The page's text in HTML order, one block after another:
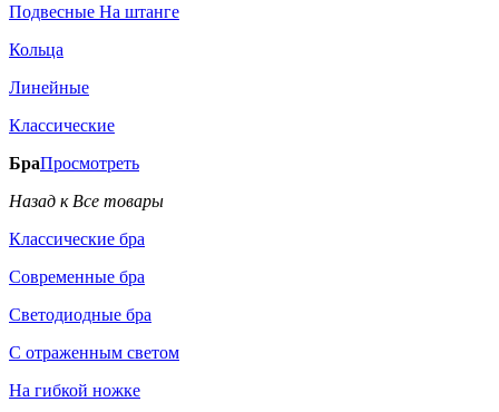
Подвесные На штанге
Кольца
Линейные
Классические
БраПросмотреть
Назад к Все товары
Классические бра
Современные бра
Светодиодные бра
С отраженным светом
На гибкой ножке